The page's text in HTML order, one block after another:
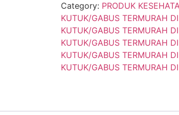
Category: PRODUK
KUTUK/GABUS TERMURAH
KUTUK/GABUS TERMURAH
KUTUK/GABUS TERMURAH
KUTUK/GABUS TERMURAH
KUTUK/GABUS TERMURAH